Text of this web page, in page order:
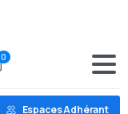
0
Espaces Adhérant